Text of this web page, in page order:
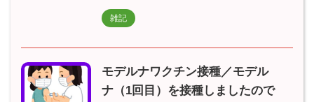
雑記
モデルナワクチン接種／モデル
ナ（1回目）を接種しましたので